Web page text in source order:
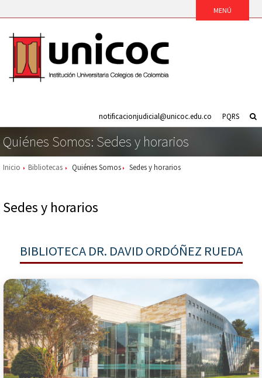
PQRS
notificacionjudicial@unicoc.edu.co
Quiénes Somos: Sedes y horarios
Inicio Bibliotecas Quiénes Somos Sedes y horarios
Sedes y horarios
BIBLIOTECA DR. DAVID ORDÓÑEZ RUEDA